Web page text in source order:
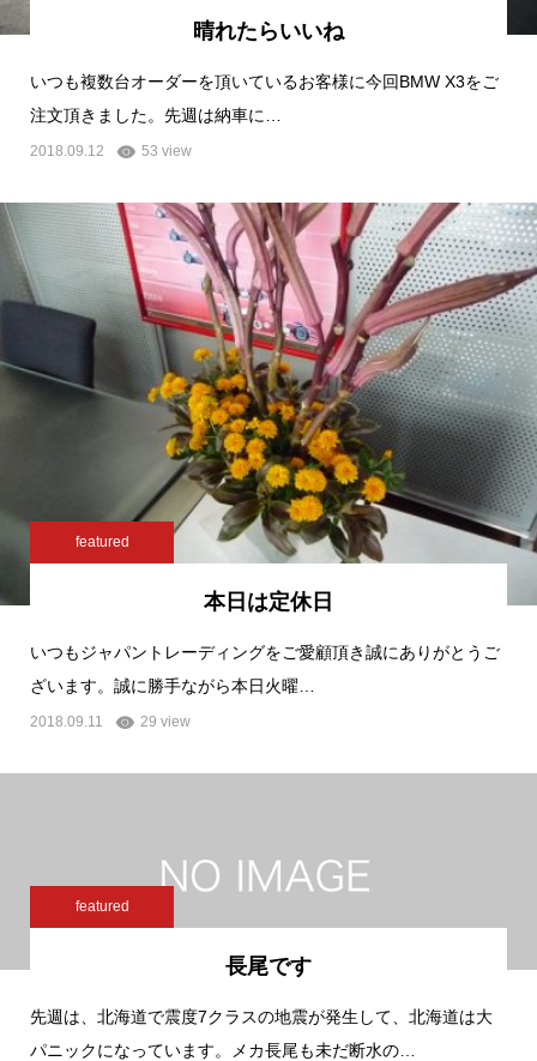
晴れたらいいね
いつも複数台オーダーを頂いているお客様に今回BMW X3をご
注文頂きました。先週は納車に…
2018.09.12 53 view
featured
本日は定休日
いつもジャパントレーディングをご愛顧頂き誠にありがとうご
ざいます。誠に勝手ながら本日火曜…
2018.09.11 29 view
featured
長尾です
先週は、北海道で震度7クラスの地震が発生して、北海道は大
パニックになっています。メカ長尾も未だ断水の…